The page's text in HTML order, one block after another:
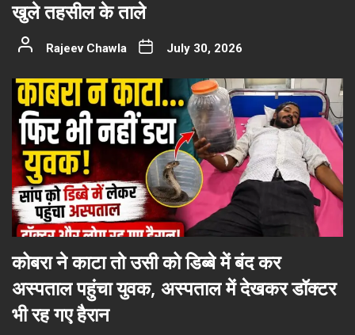
खुले तहसील के ताले
Rajeev Chawla July 30, 2026
कोबरा ने काटा तो उसी को डिब्बे में बंद कर
अस्पताल पहुंचा युवक, अस्पताल में देखकर डॉक्टर
भी रह गए हैरान